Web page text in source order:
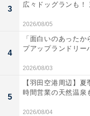
詳細情報
商品名
名探偵コナン コナン
3
広々ドッグランも！
2026/08/05
4
「面白いのあった
プアップランドリー
2026/08/03
5
【羽田空港周辺】
時間営業の天然温泉
2026/08/04